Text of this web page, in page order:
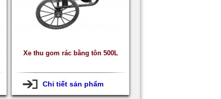
Xe thu gom rác bằng tôn 500L
Chi tiết sản phẩm